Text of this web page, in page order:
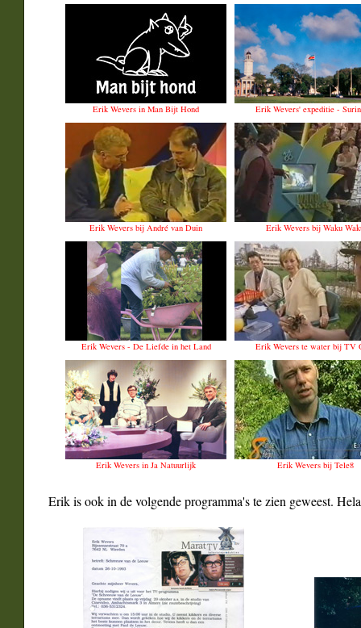
Erik Wevers in Man Bijt Hond Erik Wevers' expeditie -
Erik Wevers bij André van Duin Erik Wevers bij Waku
Erik Wevers - De Liefde in het Land Erik Wevers te water bij TV
Erik Wevers in Ja Natuurlijk Erik Wevers bij Tele8
Erik is ook in de volgende programma's te zien geweest.